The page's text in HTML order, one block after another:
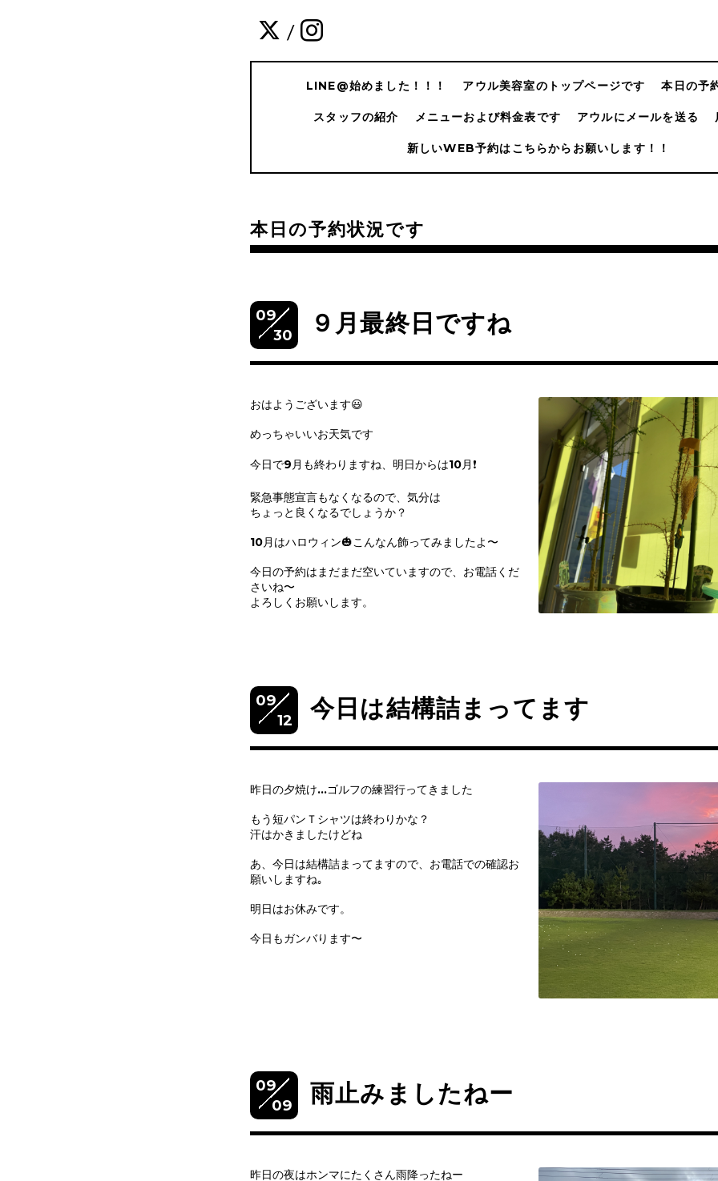
/
LINE@始めました！！！ アウル美容室のトップページです 本日の予
スタッフの紹介 メニューおよび料金表です アウルにメールを送る
新しいWEB予約はこちらからお願いします！！
本日の予約状況です
09
30
９月最終日ですね
おはようございます😃
めっちゃいいお天気です
今日で9月も終わりますね、明日からは10月❗️
緊急事態宣言もなくなるので、気分は
ちょっと良くなるでしょうか？
10月はハロウィン🎃こんなん飾ってみましたよ〜
今日の予約はまだまだ空いていますので、お電話くだ
さいね〜
よろしくお願いします。
09
12
今日は結構詰まってます
昨日の夕焼け…ゴルフの練習行ってきました
もう短パンＴシャツは終わりかな？
汗はかきましたけどね
あ、今日は結構詰まってますので、お電話での確認お
願いしますね｡
明日はお休みです。
今日もガンバります〜
09
09
雨止みましたねー
昨日の夜はホンマにたくさん雨降ったねー